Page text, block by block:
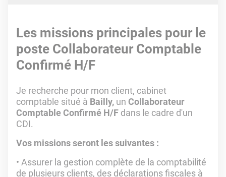
Les missions principales pour le
poste Collaborateur Comptable
Confirmé H/F
Je recherche pour mon client, cabinet
comptable situé à Bailly, un Collaborateur
Comptable Confirmé H/F dans le cadre d'un
CDI.
Vos missions seront les suivantes :
Assurer la gestion complète de la comptabilité
de plusieurs clients, des déclarations fiscales à